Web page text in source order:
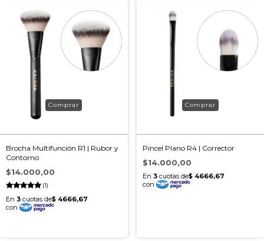
Brocha Multifunción R1 | Rubor y
Contorno
(1)
$14.000,00
Pincel Plano R4 | Corrector
$14.000,00